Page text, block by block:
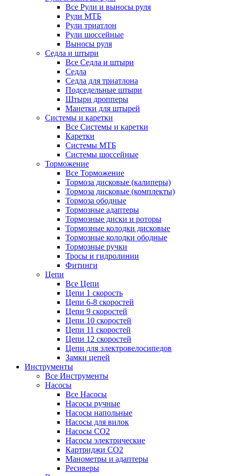
Все Рули и выносы руля
Рули МТБ
Рули триатлон
Рули шоссейные
Выносы руля
Седла и штыри
Все Седла и штыри
Седла
Седла для триатлона
Подседельные штыри
Штыри дропперы
Манетки для штырей
Системы и каретки
Все Системы и каретки
Каретки
Системы МТБ
Системы шоссейные
Торможение
Все Торможение
Тормоза дисковые (калиперы)
Тормоза дисковые (комплекты)
Тормоза ободные
Тормозные адаптеры
Тормозные диски и роторы
Тормозные колодки дисковые
Тормозные колодки ободные
Тормозные ручки
Тросы и гидролинии
Фитинги
Цепи
Все Цепи
Цепи 1 скорость
Цепи 6-8 скоростей
Цепи 9 скоростей
Цепи 10 скоростей
Цепи 11 скоростей
Цепи 12 скоростей
Цепи для электровелосипедов
Замки цепей
Инструменты
Все Инструменты
Насосы
Все Насосы
Насосы ручные
Насосы напольные
Насосы для вилок
Насосы CO2
Насосы электрические
Картриджи CO2
Манометры и адаптеры
Ресиверы